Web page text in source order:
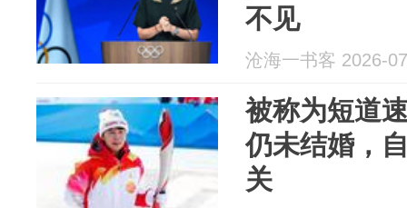
不见
沧海一书客 2026-
被称为短道
仍未结婚，
关